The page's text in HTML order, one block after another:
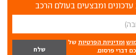
ומבצעים בעולם הרכב
ומדיניות הפרטיות של